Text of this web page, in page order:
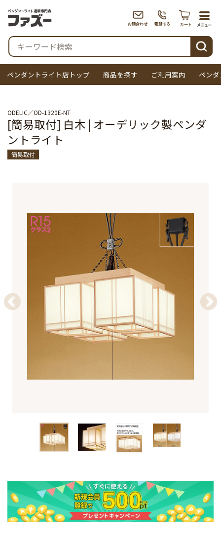
検索
ペンダントライト店トップ 商品を探す ご利用案内 ペン
ODELIC OD-1320E-NT
[簡易取付] 白木 | オーデリック製ペンダ
ントライト
簡易取付